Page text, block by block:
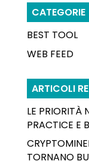
CATEGORIE
BEST TOOL
WEB FEED
ARTICOLI
LE PRIORITÀ
PRACTICE E
TORNANO